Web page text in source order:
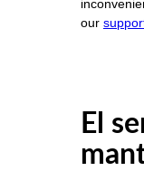
our
El